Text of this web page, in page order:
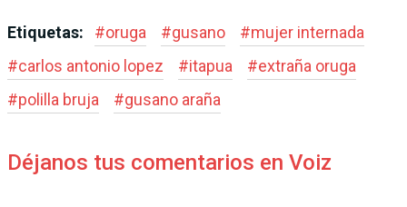
Etiquetas: #oruga #gusano #mujer internada
#carlos antonio lopez #itapua #extraña oruga
#polilla bruja #gusano araña
Déjanos tus comentarios en Voiz